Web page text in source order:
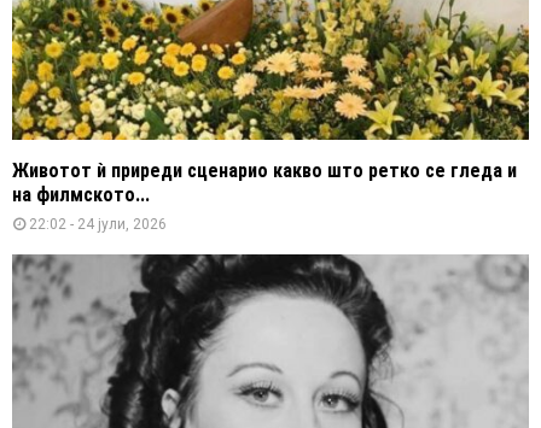
Животот ѝ приреди сценарио какво што ретко се гледа и
на филмското...
22:02 - 24 јули, 2026